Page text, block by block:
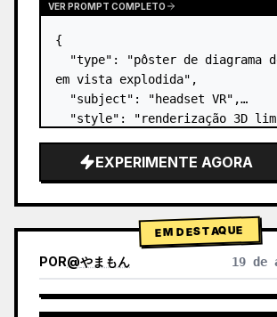
VER PROMPT COMPLETO
{
"type": "pôster de diagrama
em vista explodida",
  "subject": "headset VR",
"style": "renderização 3D
detalhes brilhantes",
  "background": "{argument
default=\"gradien…
EXPERIMENTE AGORA
EM DESTAQUE
POR@やまもん 19 de
VER RESULTADOS DE OUTROS